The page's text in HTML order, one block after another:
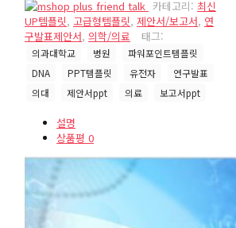
카테고리: 최신
UP템플릿, 고급형템플릿, 제안서/보고서, 연
구발표제안서, 의학/의료 태그:
의과대학교 병원
파워포인트템플릿
DNA
PPT템플릿 유전자
연구발표
의대
제안서ppt 의료 보고서ppt
설명
상품평 0